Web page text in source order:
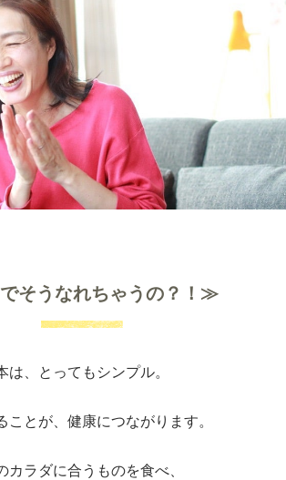
そうなれちゃうの？！≫
は、とってもシンプル。
ことが、健康につながります。
カラダに合うものを食べ、